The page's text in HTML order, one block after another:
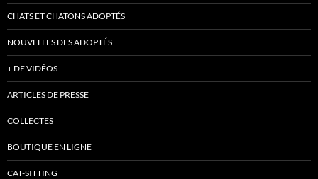
CHATS ET CHATONS ADOPTÉS
NOUVELLES DES ADOPTÉS
+ DE VIDÉOS
ARTICLES DE PRESSE
COLLECTES
BOUTIQUE EN LIGNE
CAT-SITTING